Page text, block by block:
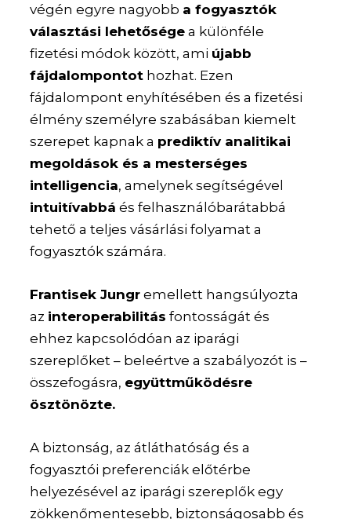
végén egyre nagyobb a fogyasztók
választási lehetősége a különféle
fizetési módok között, ami újabb
fájdalompontot hozhat. Ezen
fájdalompont enyhítésében és a fizetési
élmény személyre szabásában kiemelt
szerepet kapnak a prediktív analitikai
megoldások és a mesterséges
intelligencia, amelynek segítségével
intuitívabbá és felhasználóbarátabbá
tehető a teljes vásárlási folyamat a
fogyasztók számára.
Frantisek Jungr emellett hangsúlyozta
az interoperabilitás fontosságát és
ehhez kapcsolódóan az iparági
szereplőket – beleértve a szabályozót is –
összefogásra, együttműködésre
ösztönözte.
A biztonság, az átláthatóság és a
fogyasztói preferenciák előtérbe
helyezésével az iparági szereplők egy
zökkenőmentesebb, biztonságosabb és